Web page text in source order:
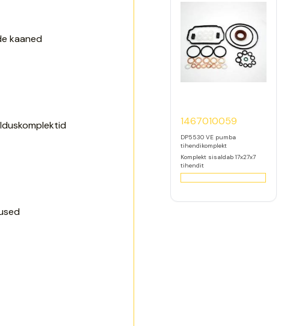
kaaned
1467010059
DP5530 VE pumba
tihendikomplekt
Komplekt sisaldab 17x27x7
tihendit